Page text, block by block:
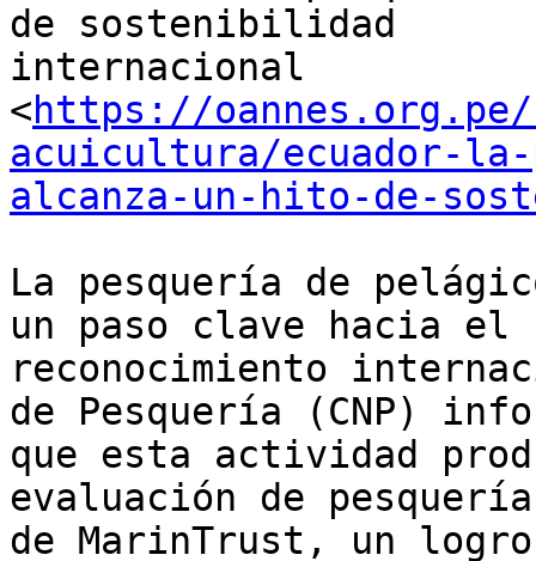
de sostenibilidad
internacional
<https://
acuicultura/ecuador-
alcanza-un-hito-de-
La pesquería de
un paso clave hacia el
reconocimiento
de Pesquería (CNP)
que esta actividad
evaluación de pesquería